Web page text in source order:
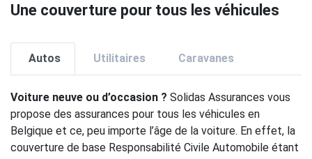
Une couverture pour tous les véhicules
Autos Utilitaires Caravanes
Voiture neuve ou d’occasion ? Solidas Assurances vous
propose des assurances pour tous les véhicules en
Belgique et ce, peu importe l’âge de la voiture. En effet, la
couverture de base Responsabilité Civile Automobile étant